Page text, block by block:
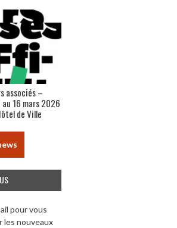
associés –
16 mars 2026
de Ville
pour vous
les nouveaux